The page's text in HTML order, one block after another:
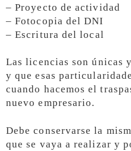
– Proyecto de actividad
– Fotocopia del DNI
– Escritura del local
Las licencias son únicas
y que esas
cuando hacemos el
nuevo empresario.
Debe conservarse la
que se vaya a realizar y